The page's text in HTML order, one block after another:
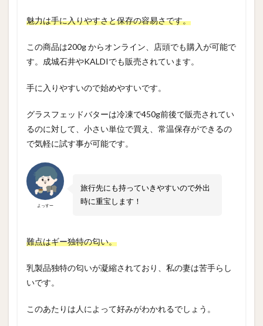
魅力は手に入りやすさと保存の容易さです。
この商品は200g からオンライン、店頭でも購入が可能で
す。成城石井やKALDIでも販売されています。
手に入りやすいので始めやすいです。
グラスフェッドバターは冷凍で450g前後で販売されてい
るのに対して、小さい単位で買え、常温保存ができるの
で気軽に試す事が可能です。
よっすー
旅行先にも持っていきやすいので外出
時に重宝します！
難点はギー独特の匂い。
乳製品独特の匂いが凝縮されており、私の妻は苦手らし
いです。
このあたりは人によって好みがわかれるでしょう。